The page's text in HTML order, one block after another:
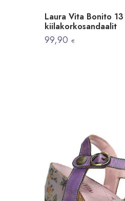
Laura Vita Bonito
kiilakorkosandaalit
99,90 €